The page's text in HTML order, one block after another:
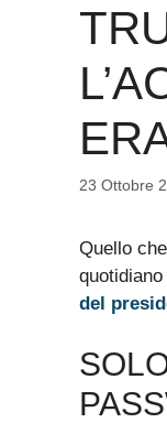
23 Ottobre
Quello
del